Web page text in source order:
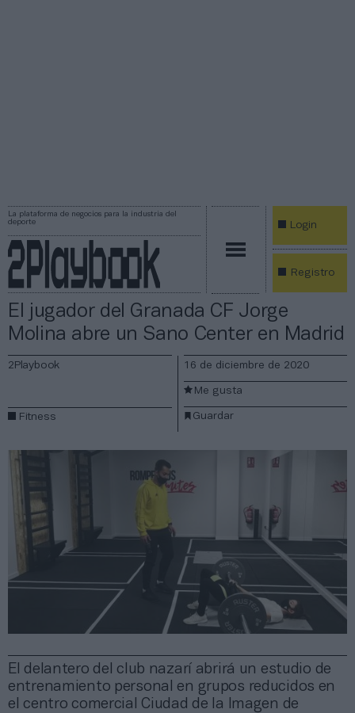
La plataforma de negocios para la industria del
deporte
Login
Registro
El jugador del Granada CF Jorge
Molina abre un Sano Center en Madrid
El delantero del club nazarí abrirá un estudio de
entrenamiento personal en grupos reducidos en
el centro comercial Ciudad de la Imagen de
2Playbook
Fitness
16 de diciembre de 2020
Guardar
Me gusta